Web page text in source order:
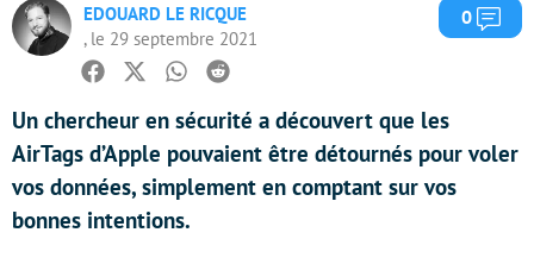
EDOUARD LE RICQUE
, le 29 septembre 2021
0
Facebook
TwitterWhatsapp
Reddit
Un chercheur en sécurité a découvert que les
AirTags d’Apple pouvaient être détournés pour voler
vos données, simplement en comptant sur vos
bonnes intentions.